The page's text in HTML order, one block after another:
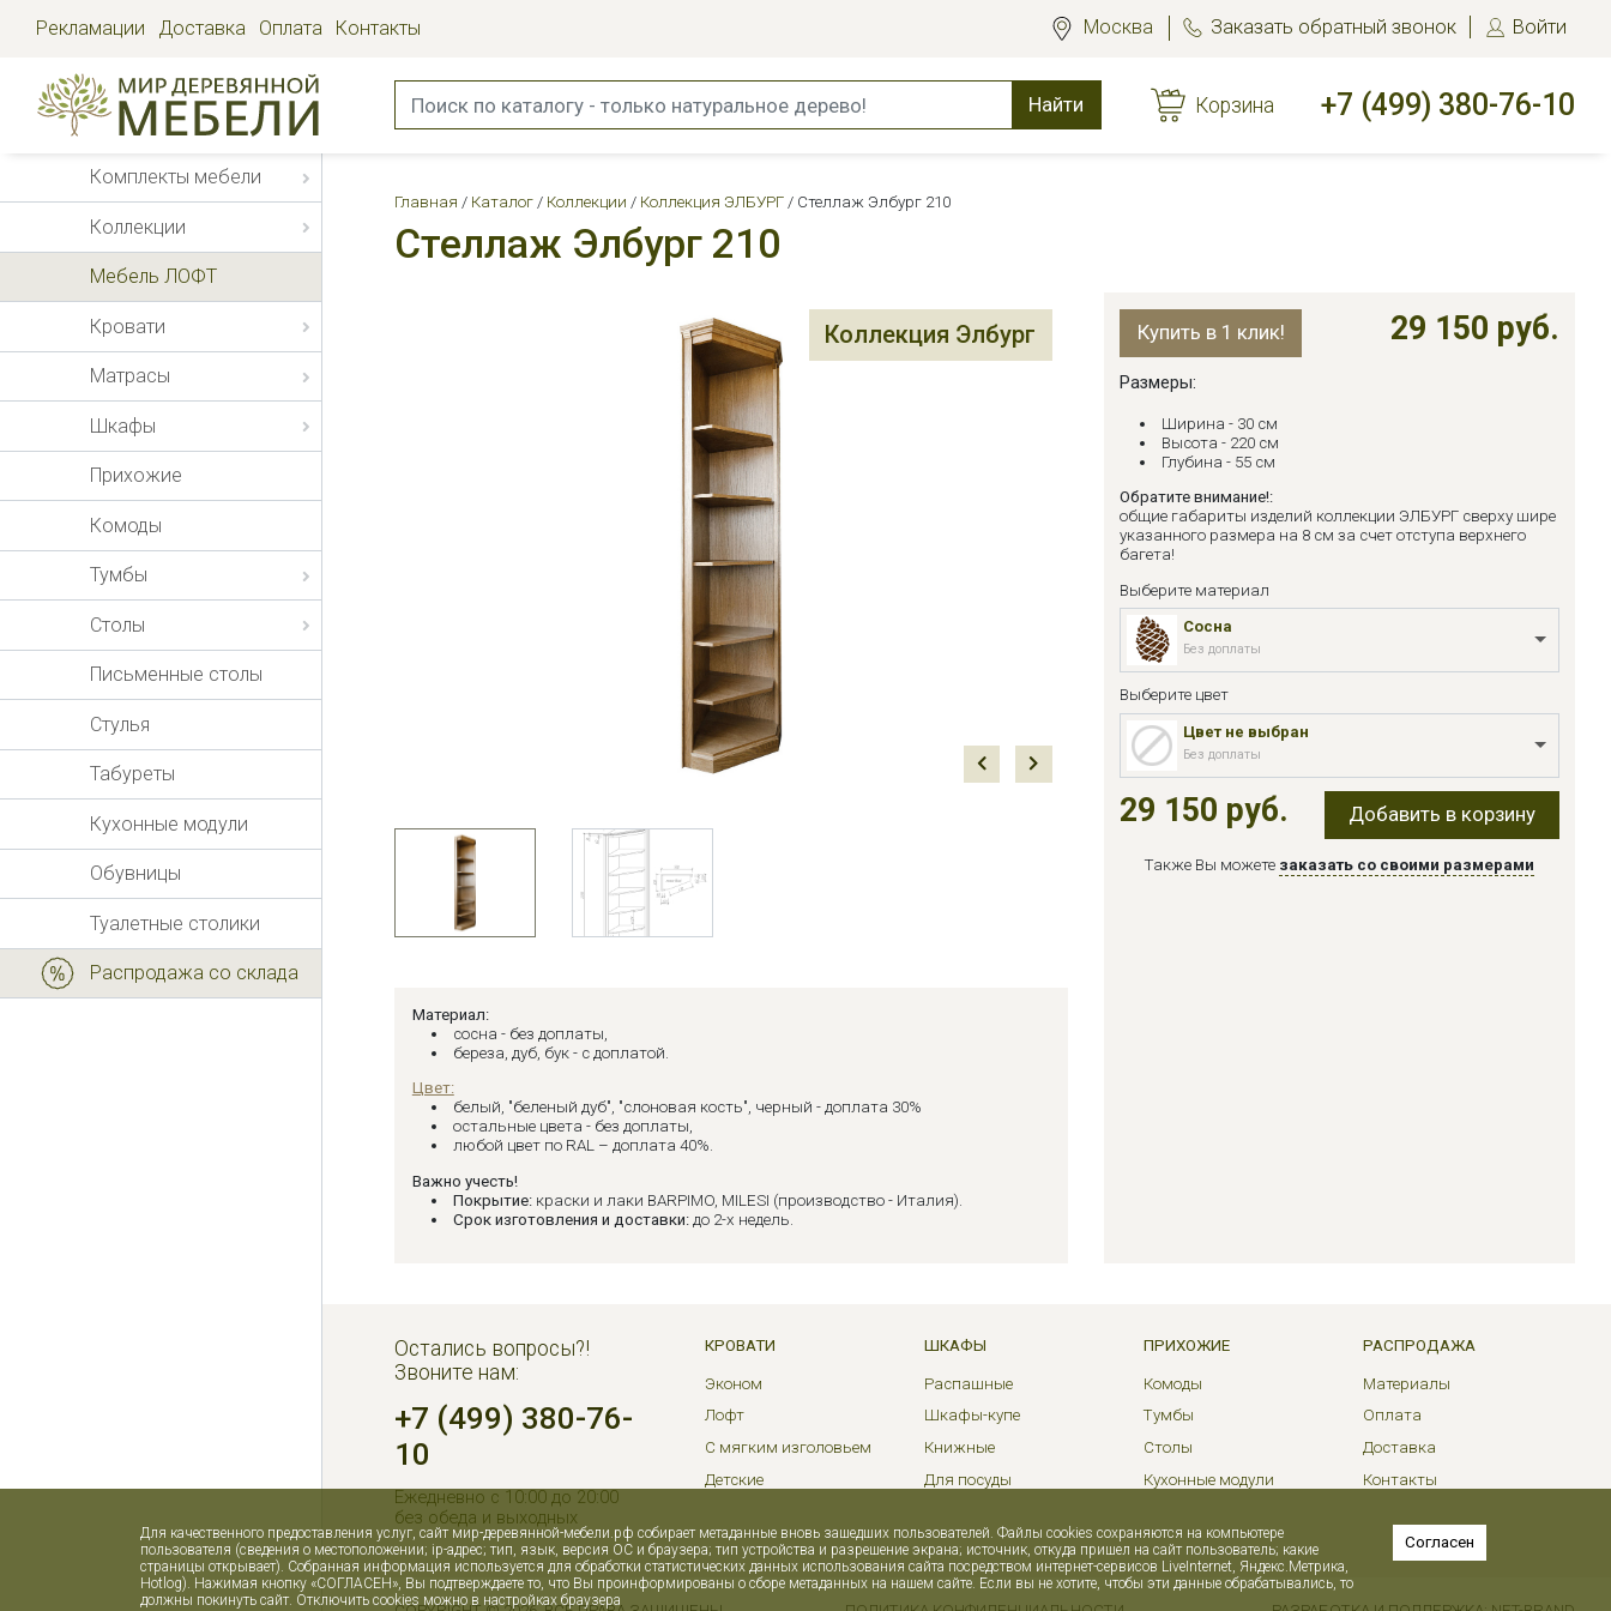
Рекламации Доставка Оплата Контакты Москва Заказать обратный звонок Войти
Найти Корзина +7 (499) 380-76-10
Комплекты мебели
Коллекции
Мебель ЛОФТ
Кровати
Матрасы
Шкафы
Прихожие
Комоды
Тумбы
Столы
Письменные столы
Стулья
Табуреты
Кухонные модули
Обувницы
Туалетные столики
Распродажа со склада
Главная Каталог Коллекции Коллекция ЭЛБУРГ Стеллаж Элбург 210
Стеллаж Элбург 210
Коллекция Элбург
Материал:
сосна - без доплаты,
береза, дуб, бук - с доплатой.
Цвет:
белый, "беленый дуб", "слоновая кость", черный - доплата 30%
остальные цвета - без доплаты,
любой цвет по RAL – доплата 40%.
Важно учесть!
Покрытие: краски и лаки BARPIMO, MILESI (производство - Италия).
Срок изготовления и доставки: до 2-х недель.
Купить в 1 клик! 29 150 руб.
Размеры:
Ширина - 30 см
Высота - 220 см
Глубина - 55 см
Обратите внимание!:
общие габариты изделий коллекции ЭЛБУРГ сверху шире
указанного размера на 8 см за счет отступа верхнего
багета!
Выберите материал
Сосна
Без доплаты
Выберите цвет
Цвет не выбран
Без доплаты
29 150 руб. Добавить в корзину
Также Вы можете заказать со своими размерами
Остались вопросы?!
Звоните нам:
+7 (499) 380-76-
10
Ежедневно с 10:00 до 20:00
без обеда и выходных
КРОВАТИ
Эконом
Лофт
С мягким изголовьем
Детские
ШКАФЫ
Распашные
Шкафы-купе
Книжные
Для посуды
ПРИХОЖИЕ
Комоды
Тумбы
Столы
Кухонные модули
РАСПРОДАЖА
Материалы
Оплата
Доставка
Контакты
Для качественного предоставления услуг, сайт мир-деревянной-мебели.рф собирает метаданные вновь зашедших пользователей. Файлы cookies сохраняются на компьютере
пользователя (сведения о местоположении; ip-адрес; тип, язык, версия ОС и браузера; тип устройства и разрешение экрана; источник, откуда пришел на сайт пользователь; какие
страницы открывает). Собранная информация используется для обработки статистических данных использования сайта посредством интернет-сервисов LiveInternet, Яндекс.Метрика,
Hotlog). Нажимая кнопку «СОГЛАСЕН», Вы подтверждаете то, что Вы проинформированы о сборе метаданных на нашем сайте. Если вы не хотите, чтобы эти данные обрабатывались, то
должны покинуть сайт. Отключить cookies можно в настройках браузера
Согласен